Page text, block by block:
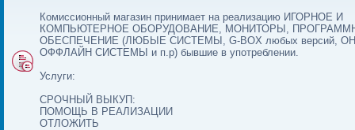
Комиссионный магазин принимает на реализацию ИГОРНОЕ И
КОМПЬЮТЕРНОЕ ОБОРУДОВАНИЕ, МОНИТОРЫ,
ОБЕСПЕЧЕНИЕ (ЛЮБЫЕ СИСТЕМЫ, G-BOX любых версий,
ОФФЛАЙН СИСТЕМЫ и п.р) бывшие в употреблении.
Услуги:
СРОЧНЫЙ ВЫКУП:
ПОМОЩЬ В РЕАЛИЗАЦИИ
ОТЛОЖИТЬ